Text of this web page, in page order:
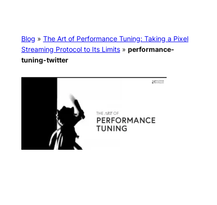
Blog » The Art of Performance Tuning: Taking a Pixel
Streaming Protocol to Its Limits» performance-
tuning-twitter